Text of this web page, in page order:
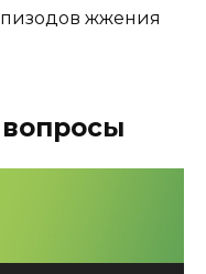
жжения